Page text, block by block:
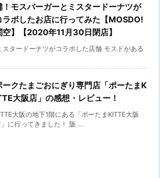
！モスバーガーとミスタードーナツが
ラボしたお店に行ってみた【MOSDO!
空】【2020年11月30日閉店】
タードーナツがコラボした店舗 モスドがある
ークたまごおにぎり専門店「ポーたまK
大阪店」の感想・レビュー！
大阪の地下1階にある「ポーたまKITTE大阪
」に行ってきました！ 阪 ...